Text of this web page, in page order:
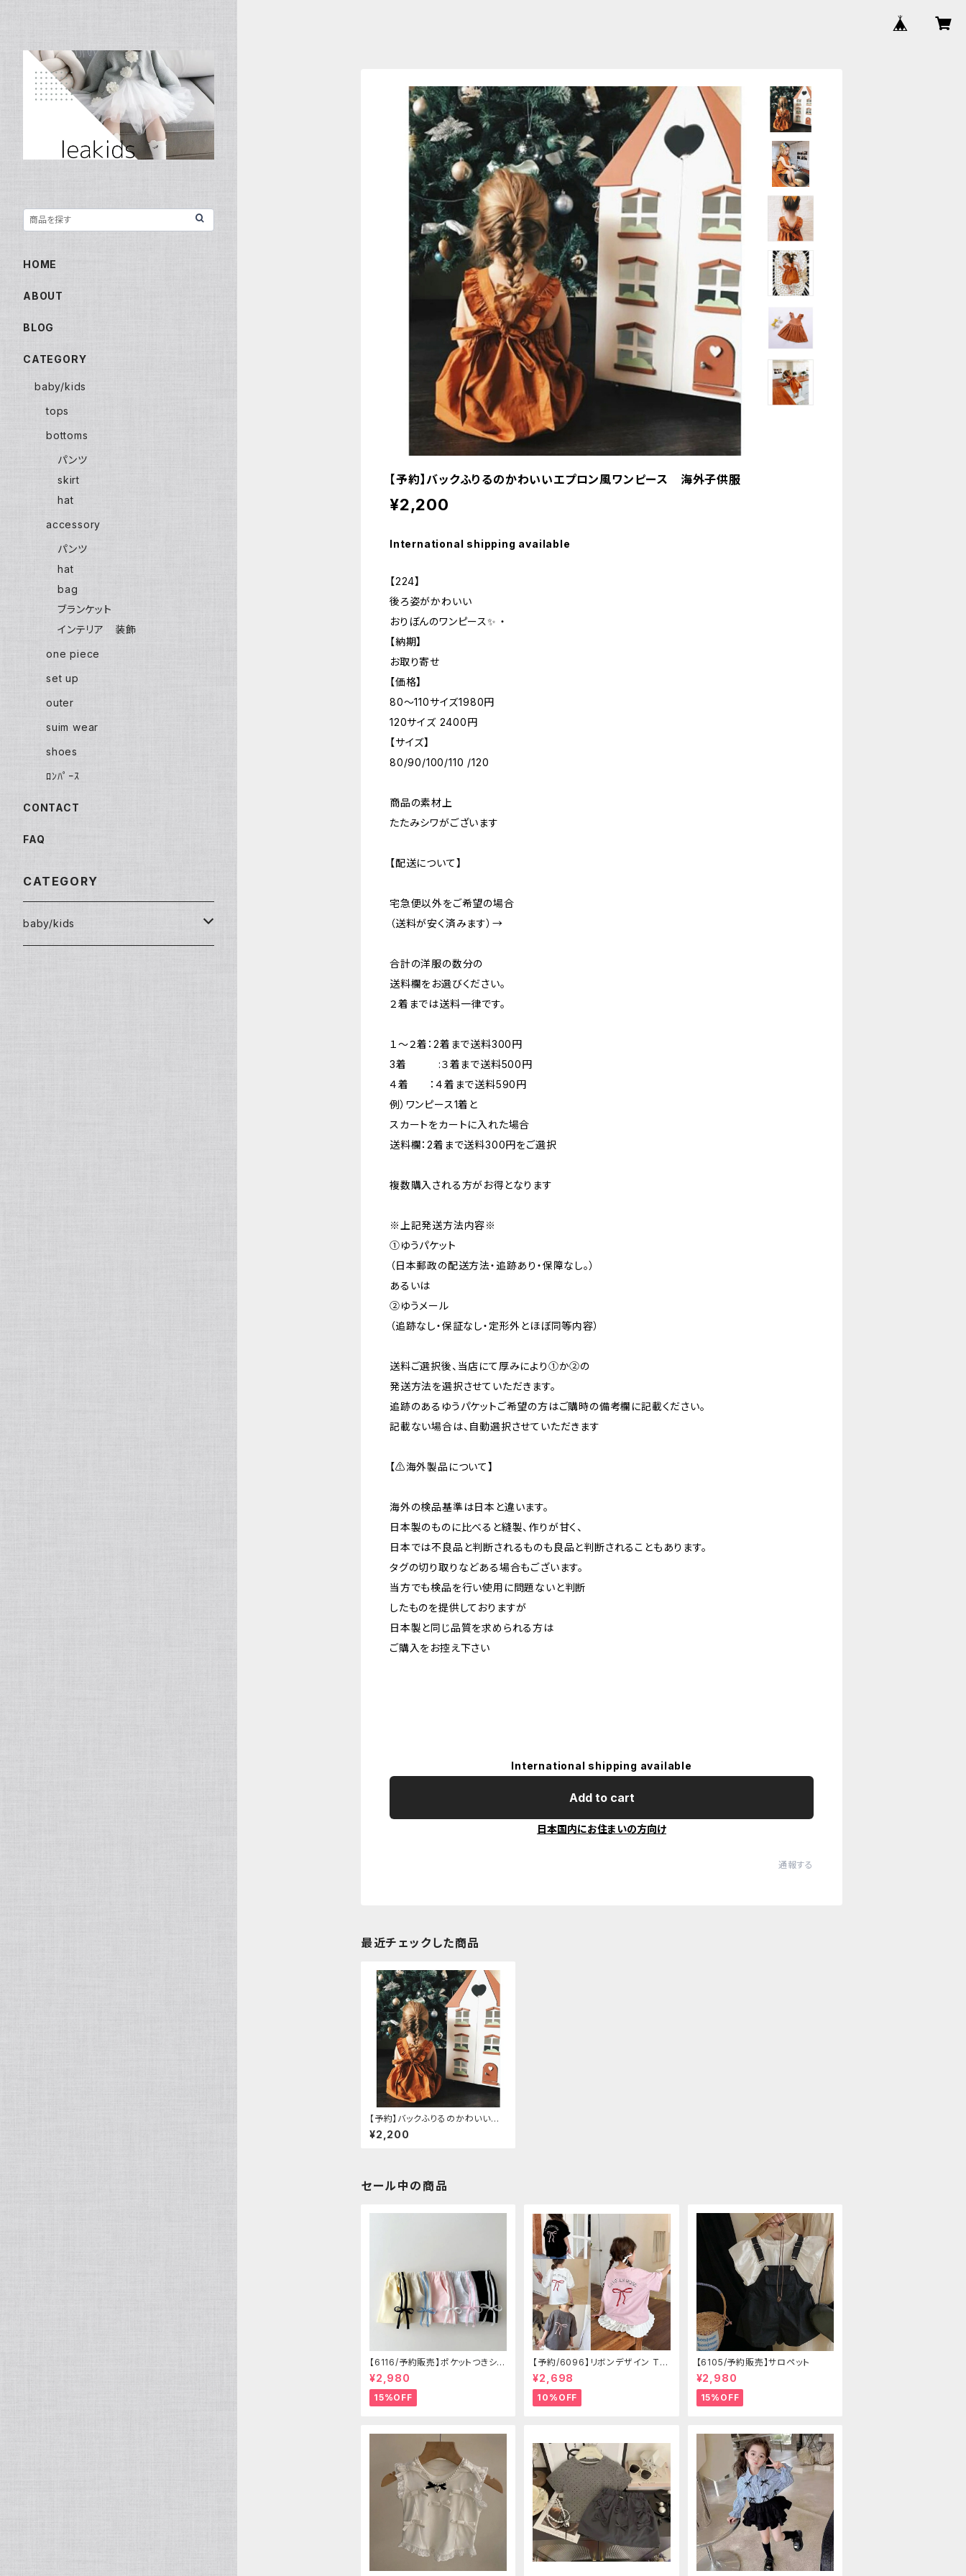
【予約】バックふりるのかわいいエプロン風ワンピース 海外子供服
¥2,200
International shipping available
【224】
後ろ姿がかわいい
おりぼんのワンピース✨ ・
【納期】
お取り寄せ
【価格】
80～110サイズ1980円
120サイズ 2400円
【サイズ】
80/90/100/110 /120
商品の素材上
たたみシワがございます
【配送について】
宅急便以外をご希望の場合
（送料が安く済みます）→
合計の洋服の数分の
送料欄をお選びください。
２着までは送料一律です。
１～２着：2着まで送料300円
3着 :３着まで送料500円
４着 ：４着まで送料590円
例）ワンピース1着と
スカートをカートに入れた場合
送料欄：2着まで送料300円をご選択
複数購入される方がお得となります
※上記発送方法内容※
①ゆうパケット
（日本郵政の配送方法・追跡あり・保障なし。）
あるいは
②ゆうメール
（追跡なし・保証なし・定形外とほぼ同等内容）
送料ご選択後、当店にて厚みにより①か②の
発送方法を選択させていただきます。
追跡のあるゆうパケットご希望の方はご購時の備考欄に記載ください。
記載ない場合は、自動選択させていただきます
【⚠海外製品について】
海外の検品基準は日本と違います。
日本製のものに比べると縫製、作りが甘く、
日本では不良品と判断されるものも良品と判断されることもあります。
タグの切り取りなどある場合もございます。
当方でも検品を行い使用に問題ないと判断
したものを提供しておりますが
日本製と同じ品質を求められる方は
ご購入をお控え下さい
International shipping available
Add to cart
日本国内にお住まいの方向け
通報する
最近チェックした商品
【予約】バックふりるのかわいいエ
プロン風ワンピース 海外子供服
¥2,200
セール中の商品
【6116/予約販売】ポケットつきショ
ートパン
¥2,980
15%OFF
【予約/6096】リボンデザイン Tシ
ャツ
¥2,698
10%OFF
【6105/予約販売】サロペット
¥2,980
15%OFF
HOME
ABOUT
BLOG
CATEGORY
baby/kids
tops
bottoms
パンツ
skirt
hat
accessory
パンツ
hat
bag
ブランケット
インテリア 装飾
one piece
set up
outer
suim wear
shoes
ﾛﾝﾊﾟｰｽ
CONTACT
FAQ
CATEGORY
baby/kids